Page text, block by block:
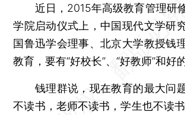
近日，2015年高级教育管理研
学院启动仪式上，中国现代文学研
国鲁迅学会理事、北京大学教授钱
教育，要有“好校长”、“好教师”和好
钱理群说，现在教育的最大问
不读书，老师不读书，学生也不读